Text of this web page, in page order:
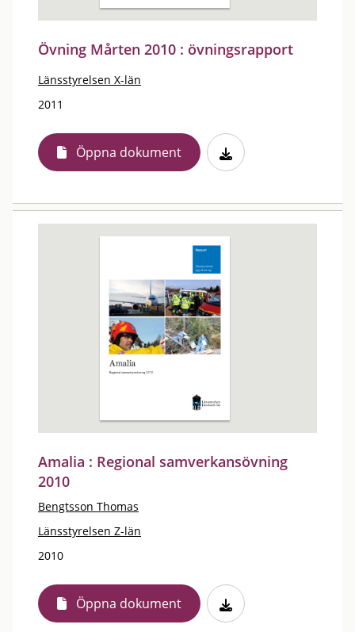
Övning Mårten 2010 : övningsrapport
Länsstyrelsen X-län
2011
Öppna dokument
Amalia : Regional samverkansövning
2010
Bengtsson Thomas
Länsstyrelsen Z-län
2010
Öppna dokument